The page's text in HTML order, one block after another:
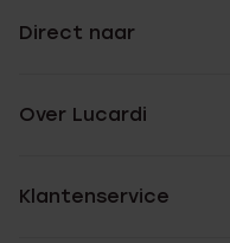
Direct naar
Over Lucardi
Klantenservice